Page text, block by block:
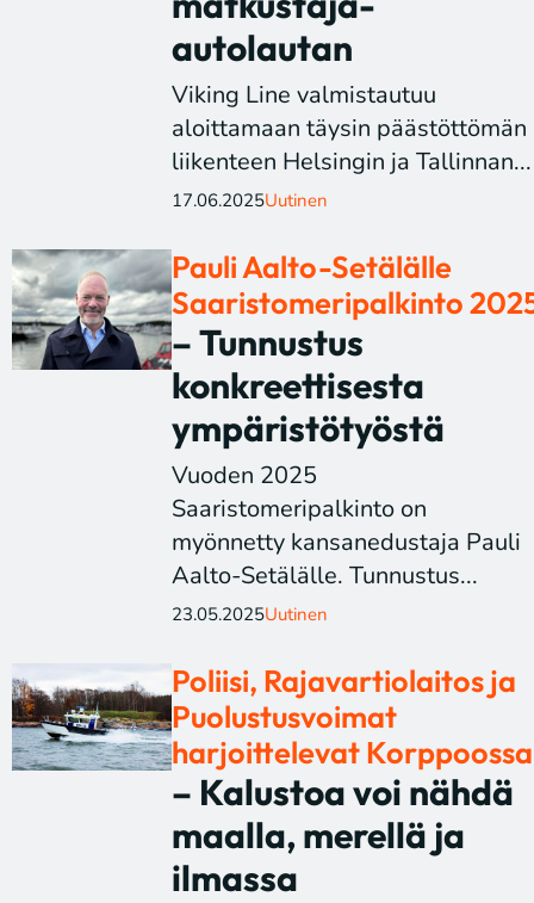
autolautan
Viking Line valmistautuu
aloittamaan täysin päästöttömän
liikenteen Helsingin ja Tallinnan...
17.06.2025Uutinen
Pauli Aalto-Setälälle
Saaristomeripalkinto
– Tunnustus
konkreettisesta
ympäristötyöstä
Vuoden 2025
Saaristomeripalkinto on
myönnetty kansanedustaja Pauli
Aalto-Setälälle. Tunnustus...
23.05.2025Uutinen
Poliisi, Rajavartiolaitos ja
Puolustusvoimat
harjoittelevat Korppoossa
– Kalustoa voi nähdä
maalla, merellä ja
ilmassa